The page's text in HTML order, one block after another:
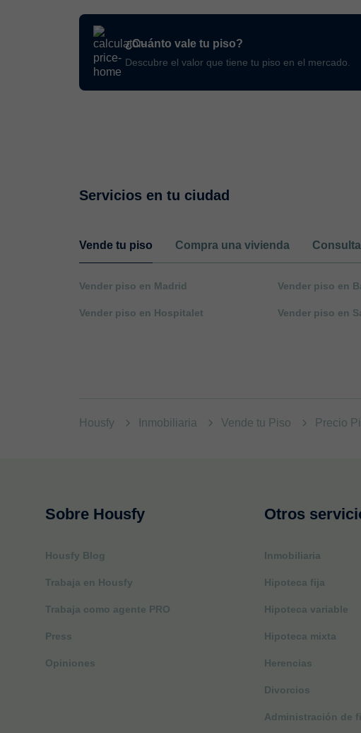
¿Cuánto vale tu piso?
Descubre el valor que tiene tu piso en el mercado.
Servicios en tu ciudad
Vende tu piso Compra una vivienda
Vender piso en Madrid Vender piso en
Vender piso en Hospitalet Vender piso en
Housfy Inmobiliaria Vende tu Piso Precio
Sobre Housfy
Housfy Blog
Trabaja en Housfy
Trabaja como agente PRO
Press
Opiniones
Otros
Inmobiliaria
Hipoteca fija
Hipoteca variable
Hipoteca mixta
Herencias
Divorcios
Administración de